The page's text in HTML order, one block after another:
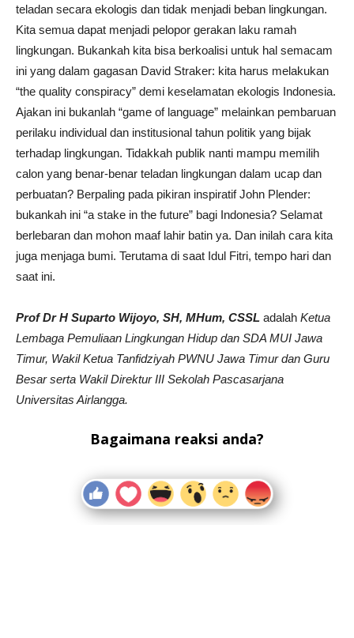
teladan secara ekologis dan tidak menjadi beban lingkungan.
Kita semua dapat menjadi pelopor gerakan laku ramah
lingkungan. Bukankah kita bisa berkoalisi untuk hal semacam
ini yang dalam gagasan David Straker: kita harus melakukan
“the quality conspiracy” demi keselamatan ekologis Indonesia.
Ajakan ini bukanlah “game of language” melainkan pembaruan
perilaku individual dan institusional tahun politik yang bijak
terhadap lingkungan. Tidakkah publik nanti mampu memilih
calon yang benar-benar teladan lingkungan dalam ucap dan
perbuatan? Berpaling pada pikiran inspiratif John Plender:
bukankah ini “a stake in the future” bagi Indonesia? Selamat
berlebaran dan mohon maaf lahir batin ya. Dan inilah cara kita
juga menjaga bumi. Terutama di saat Idul Fitri, tempo hari dan
saat ini.
Prof Dr H Suparto Wijoyo, SH, MHum, CSSL adalah Ketua
Lembaga Pemuliaan Lingkungan Hidup dan SDA MUI Jawa
Timur, Wakil Ketua Tanfidziyah PWNU Jawa Timur dan Guru
Besar serta Wakil Direktur III Sekolah Pascasarjana
Universitas Airlangga.
Bagaimana reaksi anda?